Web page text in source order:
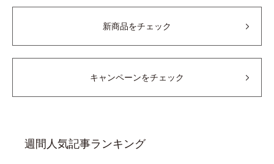
新商品をチェック
キャンペーンをチェック
週間人気記事ランキング